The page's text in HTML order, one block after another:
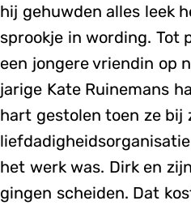
hij gehuwden alles leek
sprookje in wording. Tot
een jongere vriendin op
jarige Kate Ruinemans
hart gestolen toen ze bij
het werk was. Dirk en
gingen scheiden. Dat